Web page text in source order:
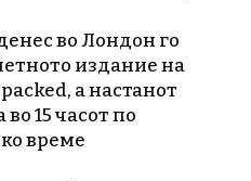
во Лондон го
издание на
a настанот
во 15 часот по
време